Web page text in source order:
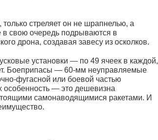
стреляет он не шрапнелью, а
в свою очередь подрываются в
дрона, создавая завесу из осколков.
установки — по 49 ячеек в каждой,
Боеприпасы — 60-мм неуправляемые
фугасной или боевой частью
особенность — это дешевизна
самонаводящимися ракетами. И